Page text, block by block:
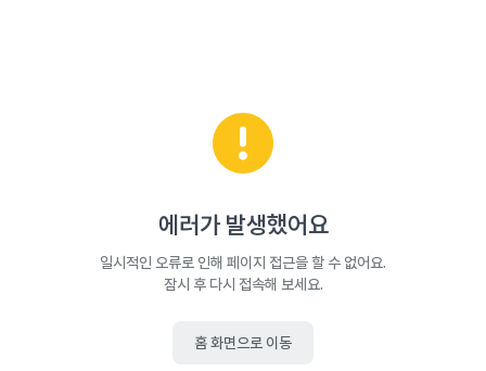
에러가 발생했어요
일시적인 오류로 인해 페이지 접근을 할 수 없어요.
잠시 후 다시 접속해 보세요.
홈 화면으로 이동